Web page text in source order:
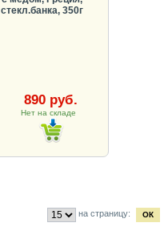
стекл.банка, 350г
890 руб.
Нет на складе
на страницу: